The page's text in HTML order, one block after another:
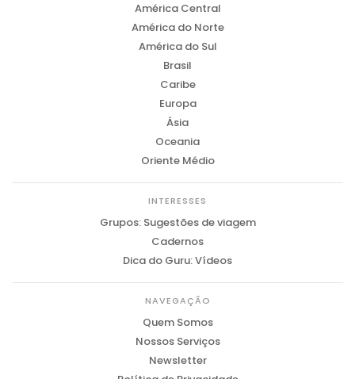
América Central
América do Norte
América do Sul
Brasil
Caribe
Europa
Ásia
Oceania
Oriente Médio
INTERESSES
Grupos: Sugestões de viagem
Cadernos
Dica do Guru: Vídeos
NAVEGAÇÃO
Quem Somos
Nossos Serviços
Newsletter